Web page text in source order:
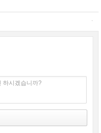
하시겠습니까?